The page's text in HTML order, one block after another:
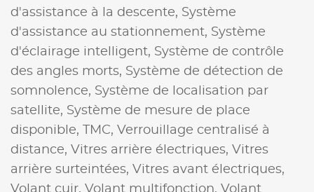
d'assistance à la descente, Système
d'assistance au stationnement, Système
d'éclairage intelligent, Système de contrôle
des angles morts, Système de détection de
somnolence, Système de localisation par
satellite, Système de mesure de place
disponible,
TMC, Verrouillage centralisé à
distance, Vitres arrière électriques, Vitres
arrière surteintées, Vitres avant électriques,
Volant cuir, Volant multifonction, Volant